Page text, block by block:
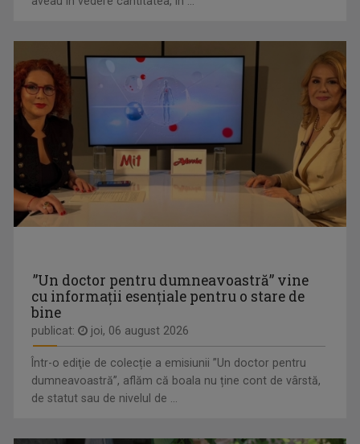
CORINA DOBRE În prezent, este gazda emisiunii "A doua ...
KYRIE MENDÉL
Kyrie Mendél este un artist complex, actor, ...
”Un doctor pentru dumneavoastră” vine
cu informații esențiale pentru o stare de
bine
publicat: joi, 06 august 2026
Într-o ediţie de colecție a emisiunii ”Un doctor pentru
dumneavoastră”, aflăm că boala nu ține cont de vârstă,
de statut sau de nivelul de ...